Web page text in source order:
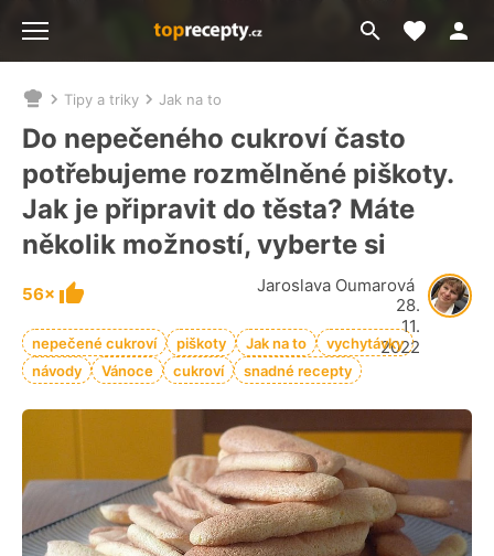
Přejít
na
Moje
Nacházíte
se
zde:
Tipy a triky Jak na to
Do nepečeného cukroví často
potřebujeme rozmělněné piškoty.
Jak je připravit do těsta? Máte
několik možností, vyberte si
56×
Jaroslava Oumarová
28.
11.
2022
nepečené cukroví piškoty Jak na to
vychytávky
návody
Vánoce cukroví snadné recepty